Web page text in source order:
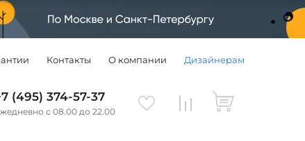
Контакты О компании Дизайнерам
(495) 374-57-37
с 08.00 до 22.00